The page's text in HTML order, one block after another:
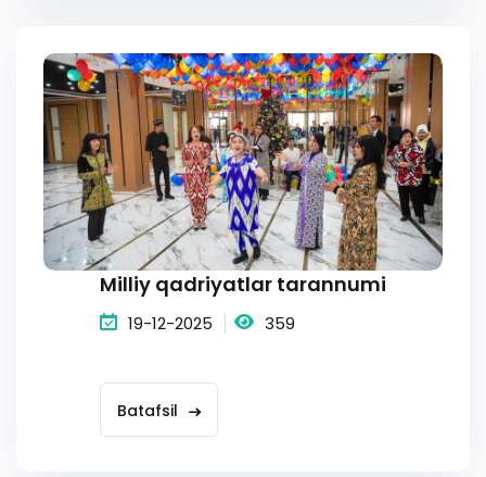
Milliy qadriyatlar tarannumi
19-12-2025 359
Batafsil